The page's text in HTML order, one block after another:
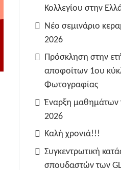
Κολλεγίου στην
Νέο σεμινάριο
2026
Πρόσκληση στην
αποφοίτων 1ου
Φωτογραφίας
Έναρξη μαθημάτων
2026
Καλή χρονιά!!!
Συγκεντρωτική
σπουδαστών των